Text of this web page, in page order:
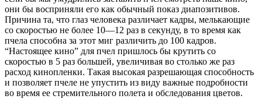
они бы восприняли его как обычный показ диапозитивов.
Причина та, что глаз человека различает кадры, мелькающие
со скоростью не более 10—12 раз в секунду, в то время как
пчела способна за этот миг различить до 100 кадров.
“Настоящее кино” для пчел пришлось бы крутить со
скоростью в 5 раз большей, увеличивая во столько же раз
расход кинопленки. Такая высокая разрешающая способность
и позволяет пчеле не упустить из виду важные подробности
во время ее стремительного полета и обследования цветов.